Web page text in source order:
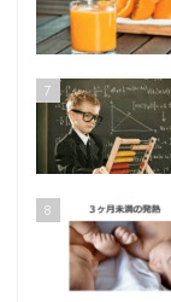
7
8